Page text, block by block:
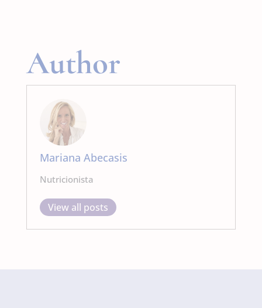
Author
Mariana Abecasis
Nutricionista
View all posts